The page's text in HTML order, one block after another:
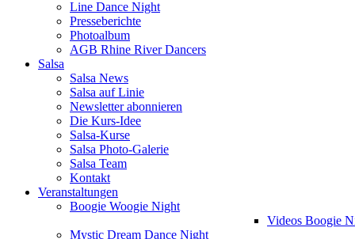
Line Dance Night
Presseberichte
Photoalbum
AGB Rhine River Dancers
Salsa
Salsa News
Salsa auf Linie
Newsletter abonnieren
Die Kurs-Idee
Salsa-Kurse
Salsa Photo-Galerie
Salsa Team
Kontakt
Veranstaltungen
Boogie Woogie Night
Videos Boogie
Mystic Dream Dance Night